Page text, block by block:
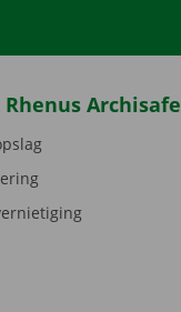
Rhenus Archisafe